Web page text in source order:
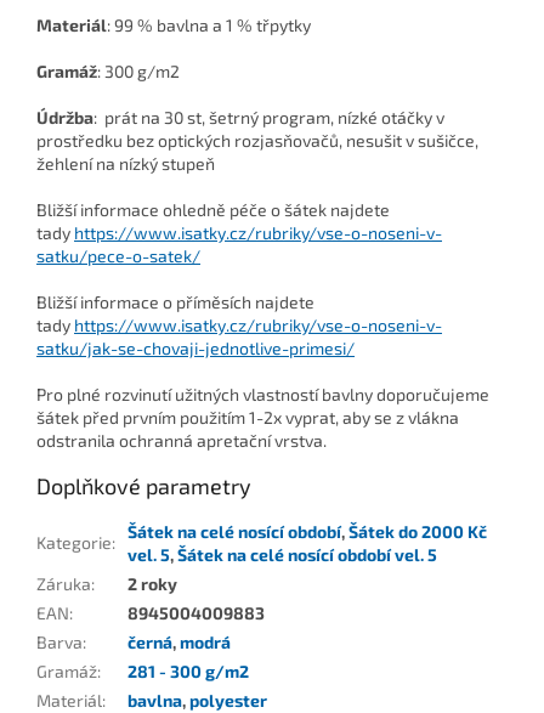
Materiál:99 % bavlna a 1 % třpytky
Gramáž: 300 g/m2
Údržba: prát na 30 st, šetrný program, nízké otáčky v
prostředku bez optických rozjasňovačů, nesušit v sušičce,
žehlení na nízký stupeň
Bližší informace ohledně péče o šátek najdete
tady https://www.isatky.cz/rubriky/vse-o-noseni-v-
satku/pece-o-satek/
Bližší informace o příměsích najdete
tady https://www.isatky.cz/rubriky/vse-o-noseni-v-
satku/jak-se-chovaji-jednotlive-primesi/
Pro plné rozvinutí užitných vlastností bavlny doporučujeme
šátek před prvním použitím 1-2x vyprat, aby se z vlákna
odstranila ochranná apretační vrstva.
Doplňkové parametry
Kategorie:
Šátek na celé nosící období,Šátek do 2000 Kč
vel. 5,Šátek na celé nosící období vel. 5
Záruka:
2 roky
EAN:
8945004009883
Barva: černá,modrá
Gramáž:
281 - 300 g/m2
Materiál: bavlna,polyester